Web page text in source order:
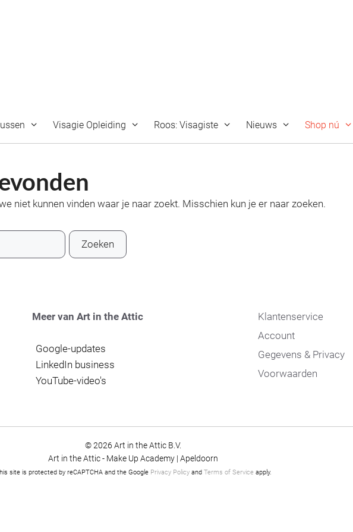
Visagie Opleiding Roos: Visagiste Nieuws Shop nú
niet kunnen vinden waar je naar zoekt. Misschien kun je er naar zoeken.
Meer van Art in the Attic
Google-updates
LinkedIn business
YouTube-video's
Klantenservice
Account
Gegevens & Privacy
Voorwaarden
© 2026 Art in the Attic B.V.
Art in the Attic - Make Up Academy | Apeldoorn
site is protected by reCAPTCHA and the Google Privacy Policyand Terms of Serviceapply.